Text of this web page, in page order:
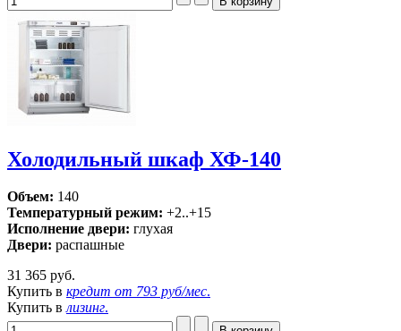
Холодильный шкаф ХФ-140
Объем: 140
Температурный режим: +2..+15
Исполнение двери: глухая
Двери: распашные
31 365 руб.
Купить в кредит от 793 руб/мес.
Купить влизинг.